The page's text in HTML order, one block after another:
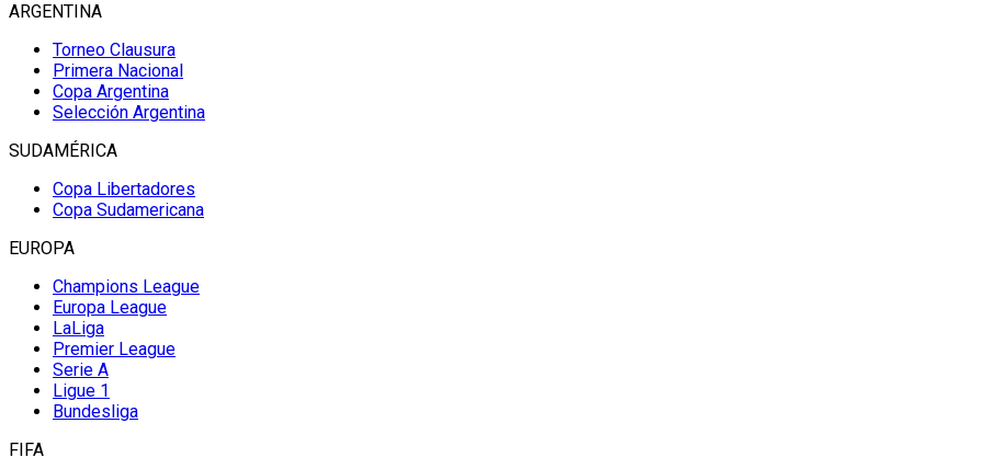
ARGENTINA
Torneo Clausura
Primera Nacional
Copa Argentina
Selección Argentina
SUDAMÉRICA
Copa Libertadores
Copa Sudamericana
EUROPA
Champions League
Europa League
LaLiga
Premier League
Serie A
Ligue 1
Bundesliga
FIFA